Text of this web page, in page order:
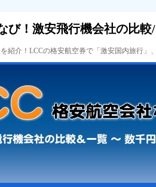
び！激安飛行機会社の比較
紹介！LCCの格安航空券で「激安国内旅行